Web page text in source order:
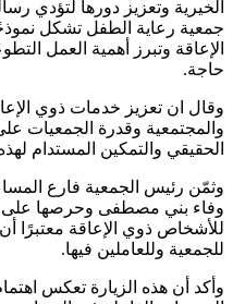
الخيرية وتعزيز دورها لتؤدي
جمعية رعاية الطفل تشكل
الإعاقة وتبرز أهمية العمل
حاجة.
وقال ان تعزيز خدمات ذوي
والمجتمعية وقدرة الجمعيات
الحقيقي والتمكين المستدام
وثمّن رئيس الجمعية فارع
وفاء بني مصطفى وحرصها على
للأشخاص ذوي الإعاقة معتبرًا
للجمعية وللعاملين فيها.
وأكد أن هذه الزيارة تعكس